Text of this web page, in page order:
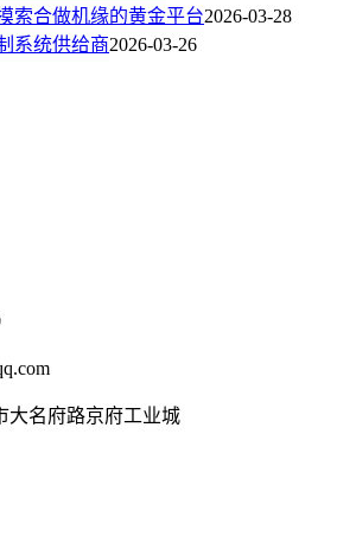
索合做机缘的黄金平台2026-03-28
系统供给商2026-03-26
大名府路京府工业城